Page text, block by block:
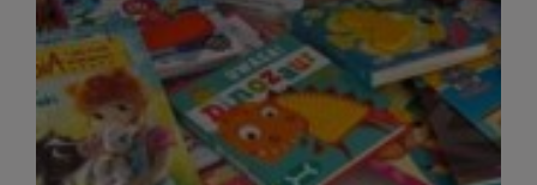
do częstych odwiedzin – nowości pojawiają się
niemal każdego tygodnia! Dzięki tej zakładce
zawsze będziesz wiedzieć, co warto przeczytać
jako pierwsze.
WIĘCEJ